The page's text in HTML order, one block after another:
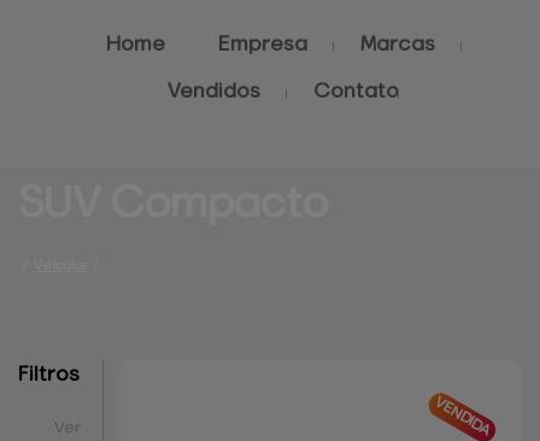
Home Empresa Marcas
Vendidos Contato
Filtros
Ver
VENDIDA